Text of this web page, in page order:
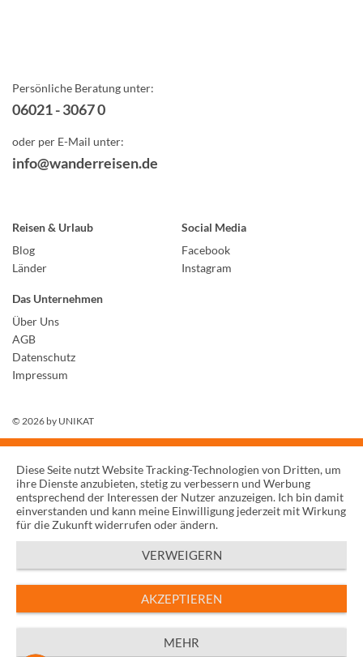
Persönliche Beratung unter:
06021 - 3067 0
oder per E-Mail unter:
info@wanderreisen.de
Reisen & Urlaub
Blog
Länder
Social Media
Facebook
Instagram
Das Unternehmen
Über Uns
AGB
Datenschutz
Impressum
© 2026 by UNIKAT
Diese Seite nutzt Website Tracking-Technologien von Dritten, um
ihre Dienste anzubieten, stetig zu verbessern und Werbung
entsprechend der Interessen der Nutzer anzuzeigen. Ich bin damit
einverstanden und kann meine Einwilligung jederzeit mit Wirkung
für die Zukunft widerrufen oder ändern.
VERWEIGERN
AKZEPTIEREN
MEHR